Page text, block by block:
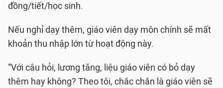
đồng/tiết/học sinh.
Nếu nghỉ dạy thêm, giáo viên dạy môn chính sẽ mất
khoản thu nhập lớn từ hoạt động này.
“Với câu hỏi, lương tăng, liệu giáo viên có bỏ dạy
thêm hay không? Theo tôi, chắc chắn là giáo viên sẽ